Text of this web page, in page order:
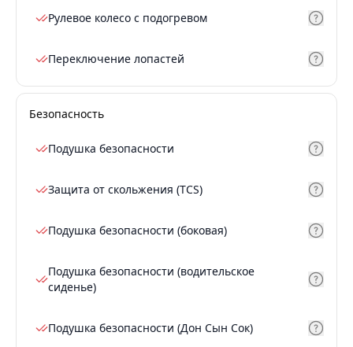
Рулевое колесо с подогревом
Переключение лопастей
Безопасность
Подушка безопасности
Защита от скольжения (TCS)
Подушка безопасности (боковая)
Подушка безопасности (водительское
сиденье)
Подушка безопасности (Дон Сын Сок)